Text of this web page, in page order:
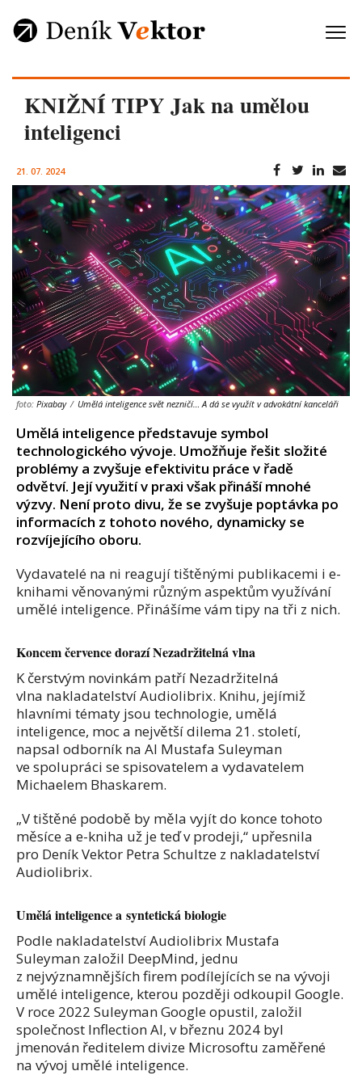
KNIŽNÍ TIPY Jak na umělou
inteligenci
21. 07. 2024
foto: Pixabay / Umělá inteligence svět nezničí… A dá se využít v advokátní kanceláři
Umělá inteligence představuje symbol
technologického vývoje. Umožňuje řešit složité
problémy a zvyšuje efektivitu práce v řadě
odvětví. Její využití v praxi však přináší mnohé
výzvy. Není proto divu, že se zvyšuje poptávka po
informacích z tohoto nového, dynamicky se
rozvíjejícího oboru.
Vydavatelé na ni reagují tištěnými publikacemi i e-
knihami věnovanými různým aspektům využívání
umělé inteligence. Přinášíme vám tipy na tři z nich.
Koncem července dorazí Nezadržitelná vlna
K čerstvým novinkám patří Nezadržitelná
vlna nakladatelství Audiolibrix. Knihu, jejímiž
hlavními tématy jsou technologie, umělá
inteligence, moc a největší dilema 21. století,
napsal odborník na AI Mustafa Suleyman
ve spolupráci se spisovatelem a vydavatelem
Michaelem Bhaskarem.
„V tištěné podobě by měla vyjít do konce tohoto
měsíce a e-kniha už je teď v prodeji,“ upřesnila
pro Deník Vektor Petra Schultze z nakladatelství
Audiolibrix.
Umělá inteligence a syntetická biologie
Podle nakladatelství Audiolibrix Mustafa
Suleyman založil DeepMind, jednu
z nejvýznamnějších firem podílejících se na vývoji
umělé inteligence, kterou později odkoupil Google.
V roce 2022 Suleyman Google opustil, založil
společnost Inflection AI, v březnu 2024 byl
jmenován ředitelem divize Microsoftu zaměřené
na vývoj umělé inteligence.